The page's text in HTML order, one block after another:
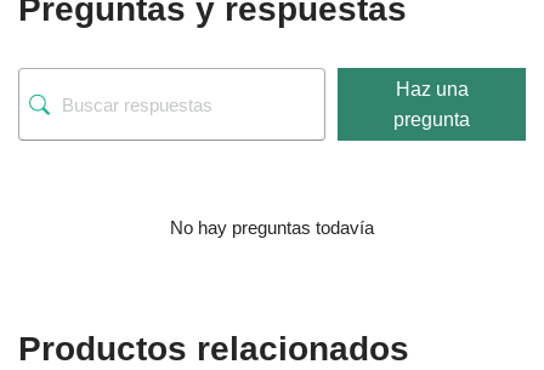
Preguntas y respuestas
Haz una
pregunta
No hay preguntas todavía
Productos relacionados